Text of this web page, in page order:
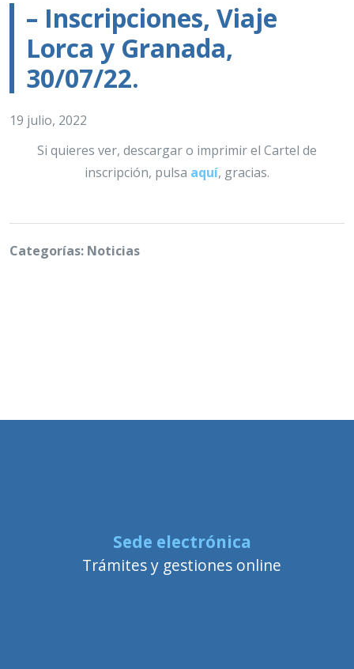
– Inscripciones, Viaje
Lorca y Granada,
30/07/22.
19 julio, 2022
Si quieres ver, descargar o imprimir el Cartel de
inscripción, pulsa aquí, gracias.
Categorías: Noticias
Sede electrónica
Trámites y gestiones online